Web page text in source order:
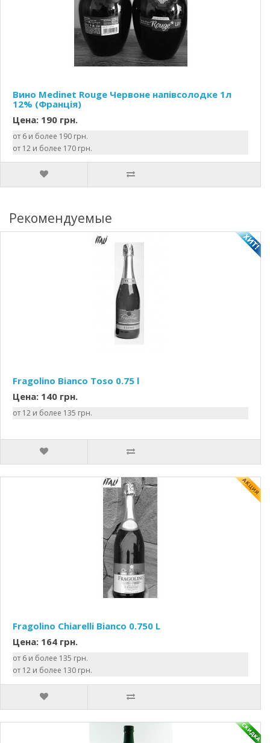
Вино Medinet Rouge Червоне напівсолодке 1л
12% (Франція)
Цена: 190 грн.
от 6 и более 190 грн.
от 12 и более 170 грн.
Рекомендуемые
Fragolino Bianco Toso 0.75 l
Цена: 140 грн.
от 12 и более 135 грн.
Fragolino Chiarelli Bianco 0.750 L
Цена: 164 грн.
от 6 и более 135 грн.
от 12 и более 130 грн.